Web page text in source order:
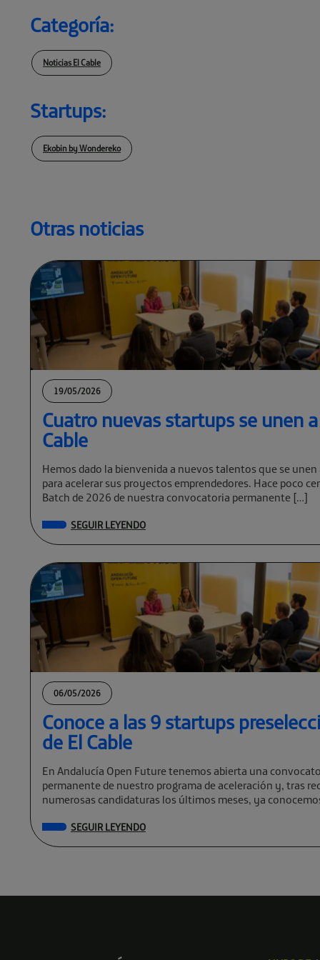
Categoría:
Noticias El Cable
Startups:
Ekobin by Wondereko
Otras noticias
19/05/2026
Cuatro nuevas startups se unen
Cable
Hemos dado la bienvenida a nuevos talentos que se unen
para acelerar sus proyectos emprendedores. Hace poco
Batch de 2026 de nuestra convocatoria permanente […]
SEGUIR LEYENDO
06/05/2026
Conoce a las 9 startups
de El Cable
En Andalucía Open Future tenemos abierta una
permanente de nuestro programa de aceleración y, tras
numerosas candidaturas los últimos meses, ya
SEGUIR LEYENDO